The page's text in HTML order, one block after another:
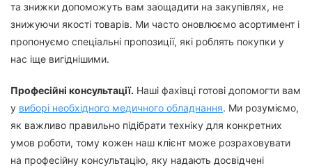
та знижки допоможуть вам заощадити на закупівлях, не
знижуючи якості товарів. Ми часто оновлюємо асортимент і
пропонуємо спеціальні пропозиції, які роблять покупки у
нас іще вигіднішими.
Професійні консультації. Наші фахівці готові допомогти вам
у виборі необхідного медичного обладнання. Ми розуміємо,
як важливо правильно підібрати техніку для конкретних
умов роботи, тому кожен наш клієнт може розраховувати
на професійну консультацію, яку надають досвідчені